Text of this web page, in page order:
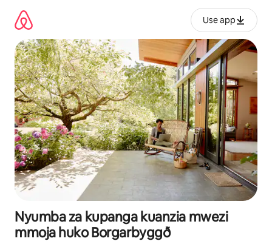
kwenda
kwenye
maudhui
Use app
Nyumba za kupanga kuanzia mwezi
mmoja huko Borgarbyggð